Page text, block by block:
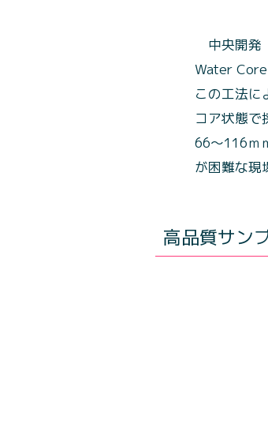
中央開発
Water Core
この工法に
コア状態で
66～116ｍ
が困難な現
高品質サン